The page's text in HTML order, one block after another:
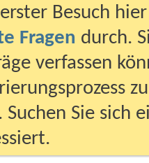
Besuch
Fragen durch.
verfassen
Sie sich